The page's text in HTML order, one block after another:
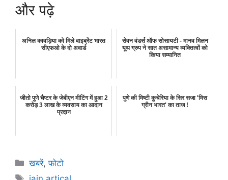
और पढ़े
अनिल कावड़िया को मिले वाइब्रेंट भारत
सीएफओ के दो अवार्ड
सेवन वंडर्स ऑफ सोसायटी - मानव मिलन
यूथ ग्रुप ने सात असामान्य व्यक्तित्वों को
किया सम्मानित
जीतो पुणे चैप्टर के जेबीएन मीटिंग में हुआ 2
करोड़ 3 लाख के व्यवसाय का आदान
प्रदान
पुणे की मिष्टी कुचेरिया के सिर सजा 'मिस
ग्रीन भारत' का ताज !
Categories
खबरें,फोटो
Tags